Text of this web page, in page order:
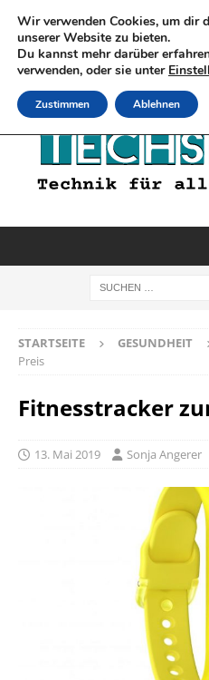
STARTSEITE GESUNDHEIT
Preis
Fitnesstracker
13. Mai 2019 Sonja Angerer
Wir verwenden Cookies, um dir
unserer Website zu bieten.
Du kannst mehr darüber
verwenden, oder sie unter
Zustimmen Ablehnen